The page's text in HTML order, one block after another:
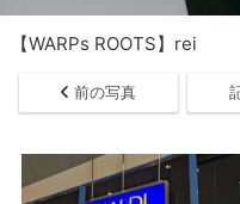
【WARPs ROOTS】rei
前の写真